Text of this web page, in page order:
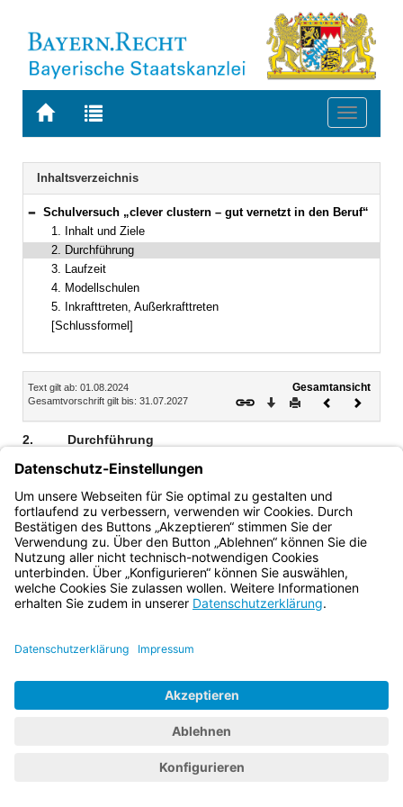
Zur
BAYERN.RECHT
Zur
letzten
Suche
Toggle
Navigation
Inhaltsverzeichnis
Bereich reduzieren
Schulversuch „clever clustern – gut vernetzt in den Beruf“
1. Inhalt und Ziele
2. Durchführung
3. Laufzeit
4. Modellschulen
5. Inkrafttreten, Außerkrafttreten
[Schlussformel]
Inhalt
Text gilt ab: 01.08.2024
Gesamtvorschrift gilt bis: 31.07.2027
Gesamtansicht
Download
DruckenVorheriges
2. Durchführung
Der Schulversuch wird von der Stiftung Bildungspakt
Begleitung beraten.
Bayern.de
BayernPortal
Datenschutz